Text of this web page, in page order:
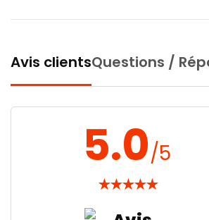
Avis clientsQuestions /
5.0/5
★★★★★